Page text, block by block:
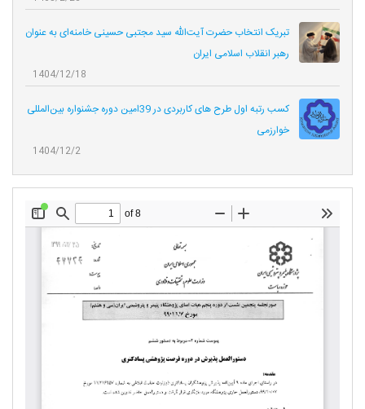
تبریک انتخاب حضرت آیت‌الله سید مجتبی حسینی خامنه‌ای به عنوان
رهبر انقلاب اسلامی ایران
1404/12/18
کسب رتبه اول طرح های کاربردی در 39امین دوره جشنواره بین‌المللی
خوارزمی
1404/12/2